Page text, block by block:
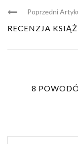
Poprzedni
RECENZJA
8